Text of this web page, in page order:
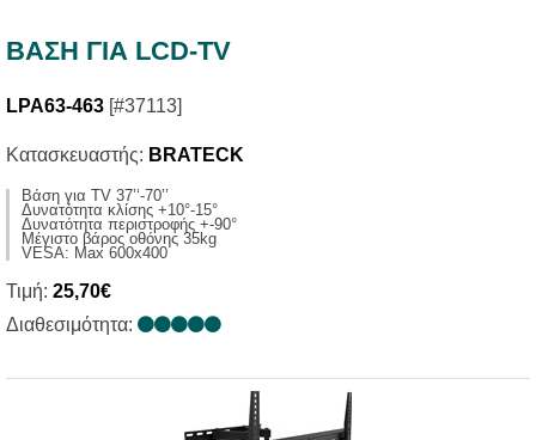
ΒΑΣΗ ΓΙΑ LCD-TV
LPA63-463 [#37113]
Κατασκευαστής: BRATECK
Βάση για TV 37’‘-70’’
Δυνατότητα κλίσης +10°-15°
Δυνατότητα περιστροφής +-90°
Μέγιστο βάρος οθόνης 35kg
VESA: Max 600x400
Τιμή: 25,70€
Διαθεσιμότητα: